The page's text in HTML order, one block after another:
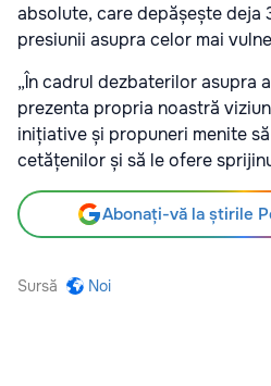
absolute, care depășește deja
presiunii asupra celor mai
„În cadrul dezbaterilor asupra
prezenta propria noastră
inițiative și propuneri menite
cetățenilor și să le ofere
Abonați-vă la știrile
Sursă Noi